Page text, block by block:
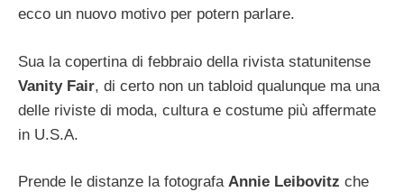
ecco un nuovo motivo per potern parlare.
Sua la copertina di febbraio della rivista statunitense
Vanity Fair, di certo non un tabloid qualunque ma una
delle riviste di moda, cultura e costume più affermate
in U.S.A.
Prende le distanze la fotografa Annie Leibovitz che